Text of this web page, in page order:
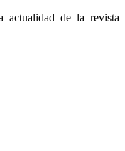
actualidad de la revista